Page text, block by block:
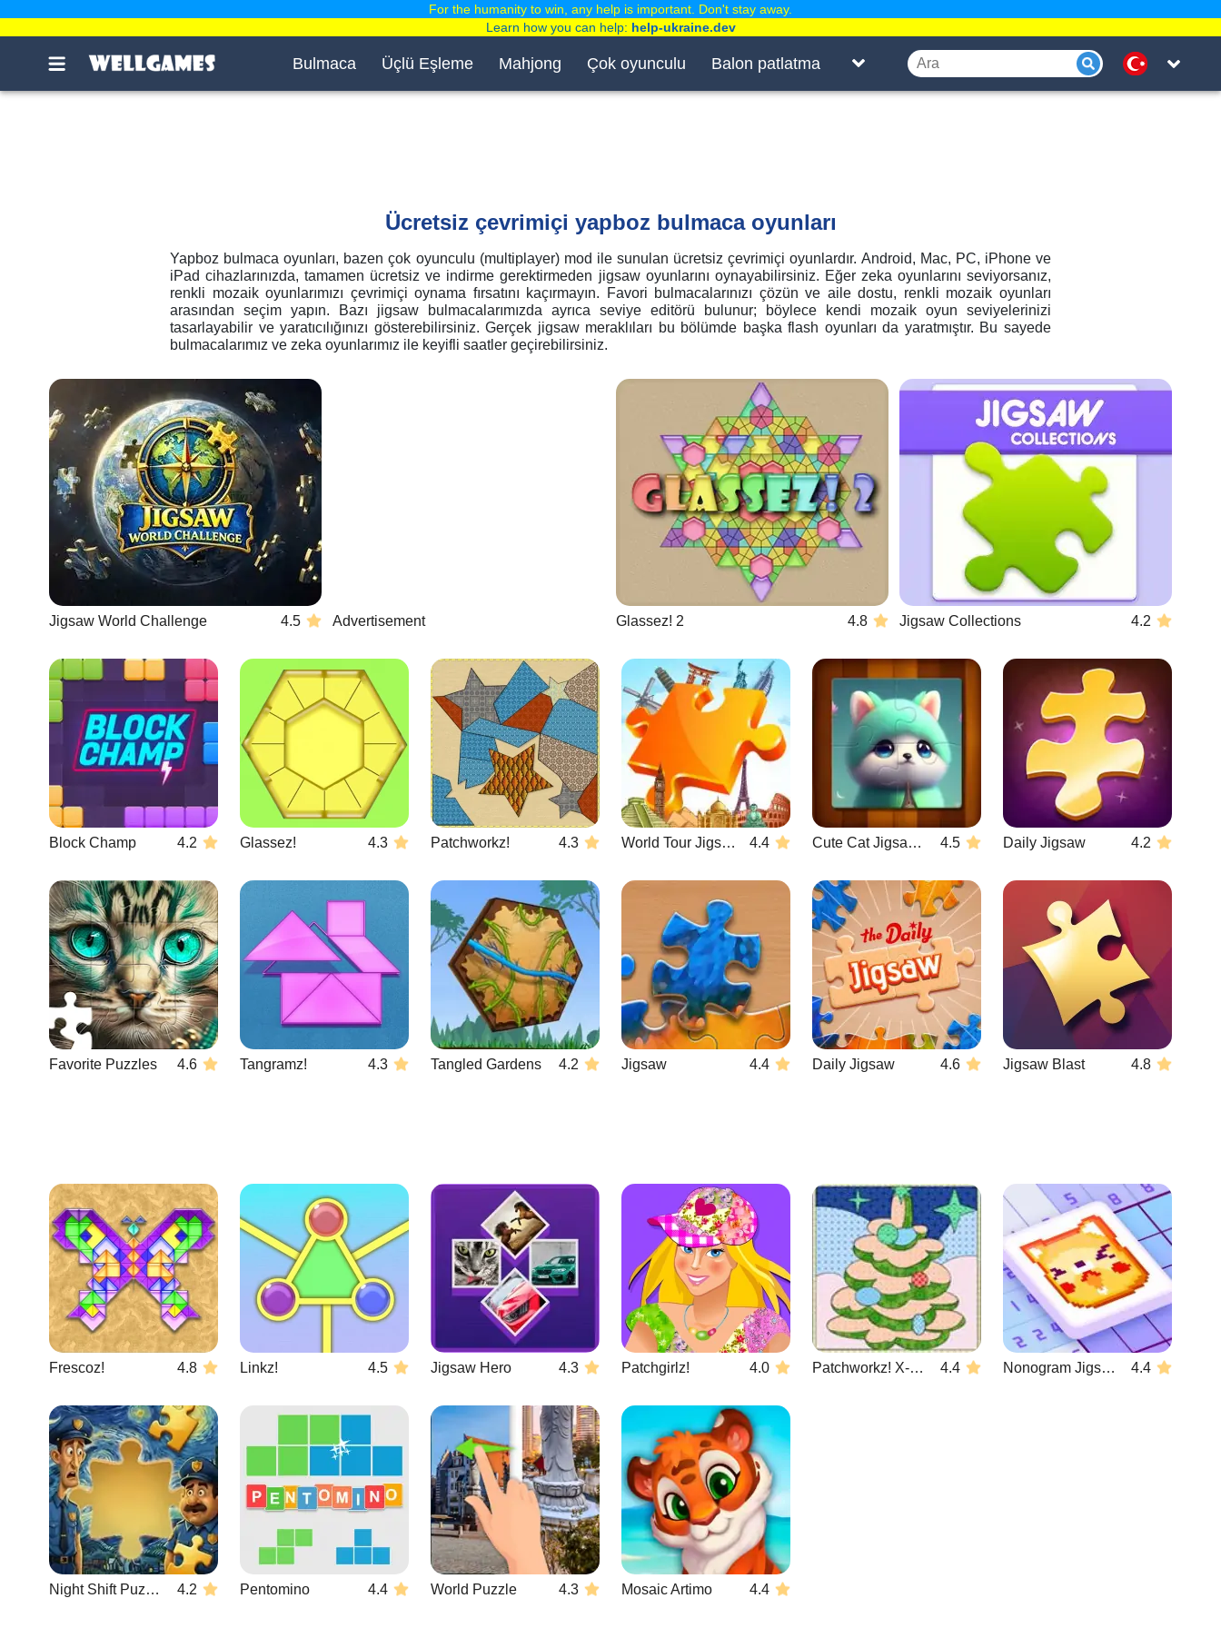
Bulmaca Üçlü Eşleme Mahjong Çok oyunculu Balon patlatma
Ücretsiz çevrimiçi yapboz bulmaca oyunları
Yapboz bulmaca oyunları, bazen çok oyunculu (multiplayer) mod ile sunulan ücretsiz çevrimiçi oyunlardır. Android, Mac, PC, iPhone ve
iPad cihazlarınızda, tamamen ücretsiz ve indirme gerektirmeden jigsaw oyunlarını oynayabilirsiniz. Eğer zeka oyunlarını seviyorsanız,
renkli mozaik oyunlarımızı çevrimiçi oynama fırsatını kaçırmayın. Favori bulmacalarınızı çözün ve aile dostu, renkli mozaik oyunları
arasından seçim yapın. Bazı jigsaw bulmacalarımızda ayrıca seviye editörü bulunur; böylece kendi mozaik oyun seviyelerinizi
tasarlayabilir ve yaratıcılığınızı gösterebilirsiniz. Gerçek jigsaw meraklıları bu bölümde başka flash oyunları da yaratmıştır. Bu sayede
bulmacalarımız ve zeka oyunlarımız ile keyifli saatler geçirebilirsiniz.
Jigsaw World Challenge 4.5 Advertisement Glassez! 2 4.8 Jigsaw Collections 4.2
Block Champ 4.2 Glassez! 4.3 Patchworkz! 4.3 World Tour Jigsaw 4.4 Cute Cat Jigsaw Puzzle 4.5 Daily Jigsaw 4.2
Favorite Puzzles 4.6 Tangramz! 4.3 Tangled Gardens 4.2 Jigsaw 4.4 Daily Jigsaw 4.6 Jigsaw Blast 4.8
Frescoz! 4.8 Linkz! 4.5 Jigsaw Hero 4.3 Patchgirlz! 4.0 Patchworkz! X-maz! 4.4 Nonogram Jigsaw 4.4
Night Shift Puzzle Mayhem 4.2 Pentomino 4.4 World Puzzle 4.3 Mosaic Artimo 4.4
For the humanity to win, any help is important. Don't stay away.
Learn how you can help: help-ukraine.dev